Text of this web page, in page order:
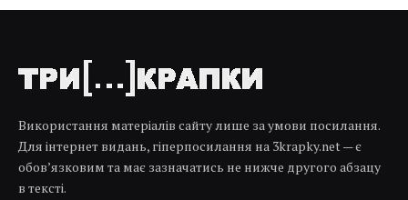
Використання матеріалів сайту лише за умови посилання.
Для інтернет видань, гіперпосилання на 3krapky.net — є
обов’язковим та має зазначатись не нижче другого абзацу
в тексті.